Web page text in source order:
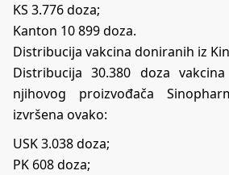
KS 3.776 doza;
Kanton 10 899 doza.
Distribucija vakcina doniranih iz
Distribucija 30.380 doza
njihovog proizvođača
izvršena ovako:
USK 3.038 doza;
PK 608 doza;